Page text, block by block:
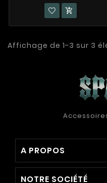

Affichage de 1-3 sur 3
A PROPOS
NOTRE SOCIÉTÉ